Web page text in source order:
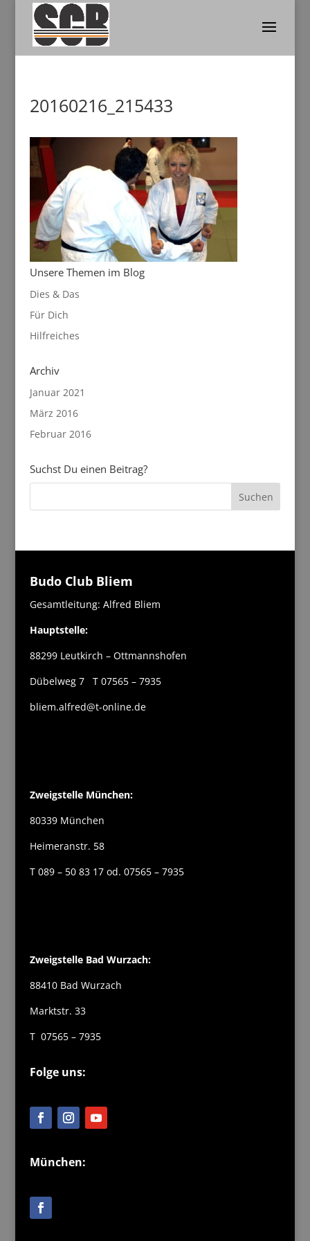
20160216_215433
Unsere Themen im Blog
Dies & Das
Für Dich
Hilfreiches
Archiv
Januar 2021
März 2016
Februar 2016
Suchst Du einen Beitrag?
Budo Club Bliem
Gesamtleitung: Alfred Bliem
Hauptstelle:
88299 Leutkirch – Ottmannshofen
Dübelweg 7 T 07565 – 7935
bliem.alfred@t-online.de
Zweigstelle München:
80339 München
Heimeranstr. 58
T 089 – 50 83 17 od. 07565 – 7935
Zweigstelle Bad Wurzach:
88410 Bad Wurzach
Marktstr. 33
T 07565 – 7935
Folge uns:
München: